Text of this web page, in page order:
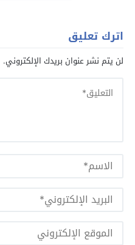
اترك تعليق
لن يتم نشر عنوان بريدك الإلكتروني.